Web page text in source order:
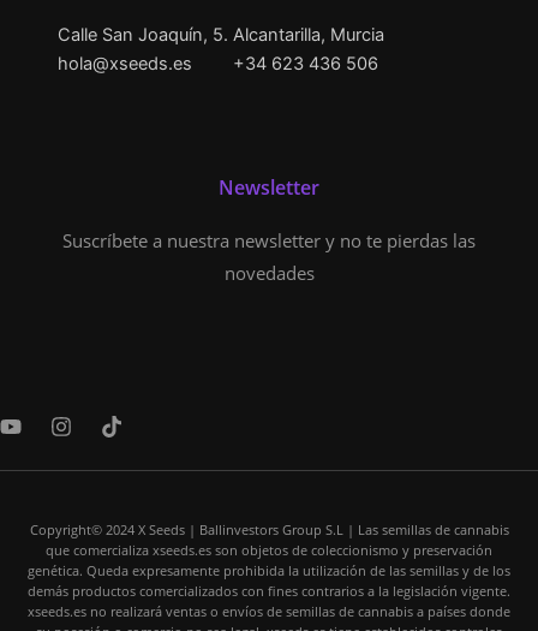
Calle San Joaquín, 5. Alcantarilla, Murcia
hola@xseeds.es
+34 623 436 506
Newsletter
Suscríbete a nuestra newsletter y no te pierdas las
novedades
Y
u
I
s
g
r
a
m
T
k
k
Copyright© 2024 X Seeds | Ballinvestors Group S.L | Las semillas de cannabis
que comercializa xseeds.es son objetos de coleccionismo y preservación
genética. Queda expresamente prohibida la utilización de las semillas y de los
demás productos comercializados con fines contrarios a la legislación vigente.
xseeds.es no realizará ventas o envíos de semillas de cannabis a países donde